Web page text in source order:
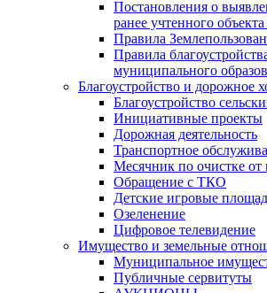
Постановления о
ранее учтенного
Правила
Правила
муниципального
Благоустройство и дорожное
Благоустройство
Инициативные проекты
Дорожная деятельность
Транспортное
Месячник по очистке от
Обращение с ТКО
Детские игровые
Озеленение
Цифровое телевидение
Имущество и земельные
Муниципальное
Публичные сервитуты